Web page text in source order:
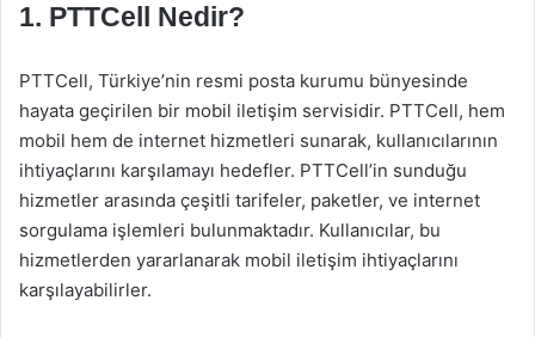
1. PTTCell Nedir?
PTTCell, Türkiye’nin resmi posta kurumu bünyesinde
hayata geçirilen bir mobil iletişim servisidir. PTTCell, hem
mobil hem de internet hizmetleri sunarak, kullanıcılarının
ihtiyaçlarını karşılamayı hedefler. PTTCell’in sunduğu
hizmetler arasında çeşitli tarifeler, paketler, ve internet
sorgulama işlemleri bulunmaktadır. Kullanıcılar, bu
hizmetlerden yararlanarak mobil iletişim ihtiyaçlarını
karşılayabilirler.